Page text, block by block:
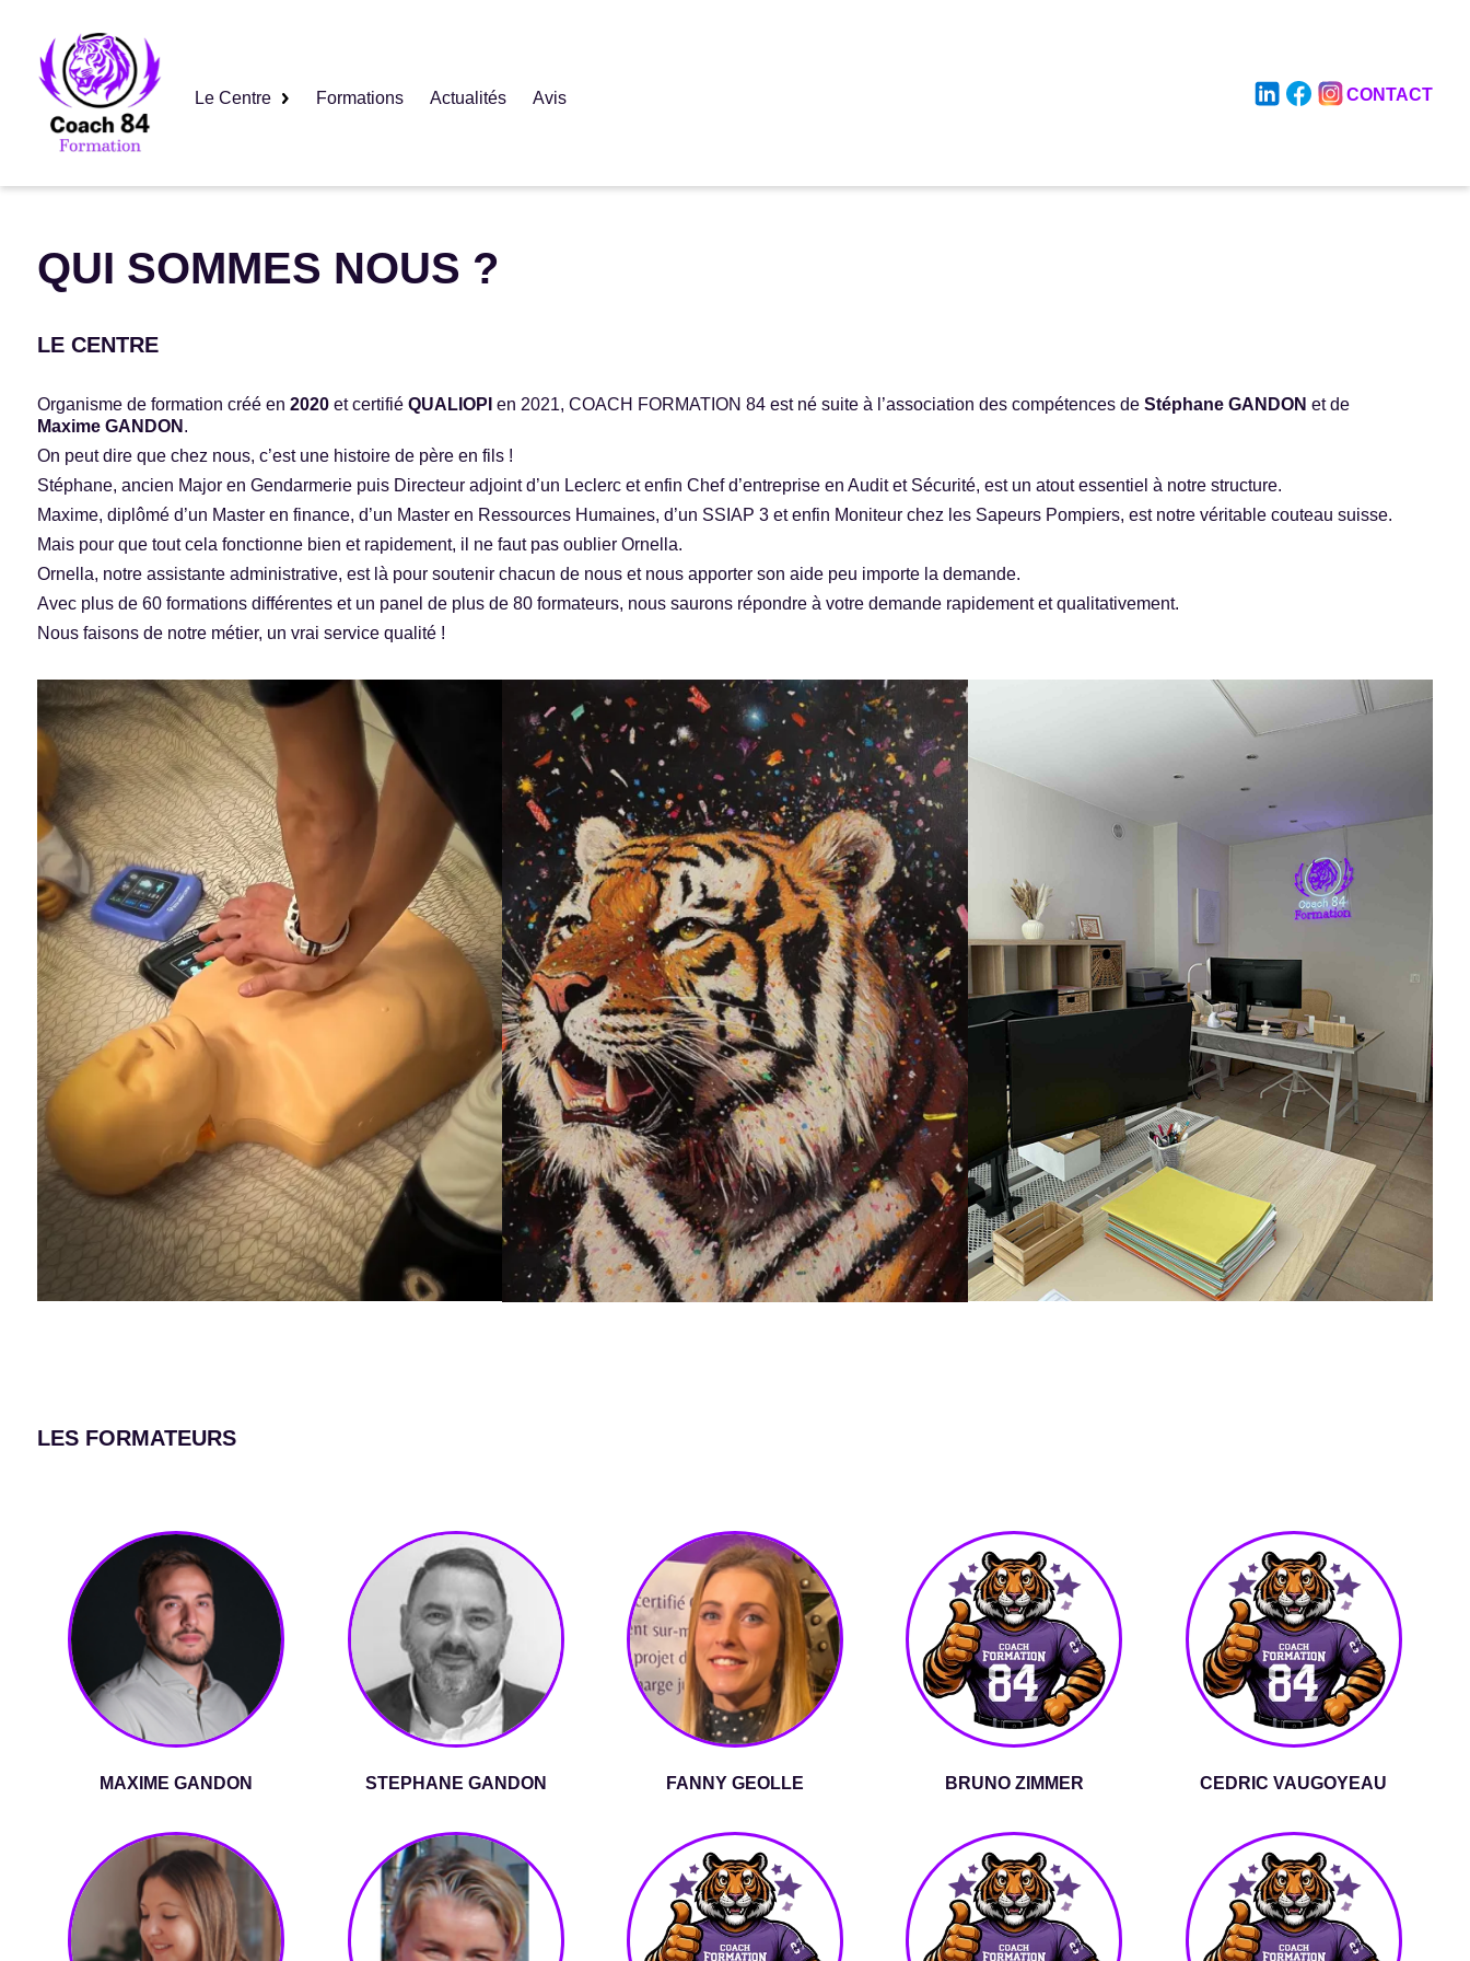
Le Centre Formations Actualités Avis CONTACT
QUI SOMMES NOUS ?
LE CENTRE
Organisme de formation créé en 2020et certifié QUALIOPI en 2021, COACH FORMATION 84 est né suite à l’association des compétences de Stéphane GANDON et de
Maxime GANDON .
On peut dire que chez nous, c’est une histoire de père en fils !
Stéphane, ancien Major en Gendarmerie puis Directeur adjoint d’un Leclerc et enfin Chef d’entreprise en Audit et Sécurité, est un atout essentiel à notre structure.
Maxime, diplômé d’un Master en finance, d’un Master en Ressources Humaines, d’un SSIAP 3 et enfin Moniteur chez les Sapeurs Pompiers, est notre véritable couteau suisse.
Mais pour que tout cela fonctionne bien et rapidement, il ne faut pas oublier Ornella.
Ornella, notre assistante administrative, est là pour soutenir chacun de nous et nous apporter son aide peu importe la demande.
Avec plus de 60 formations différentes et un panel de plus de 80 formateurs, nous saurons répondre à votre demande rapidement et qualitativement.
Nous faisons de notre métier, un vrai service qualité !
LES FORMATEURS
MAXIME GANDON STEPHANE GANDON FANNY GEOLLE BRUNO ZIMMER CEDRIC VAUGOYEAU